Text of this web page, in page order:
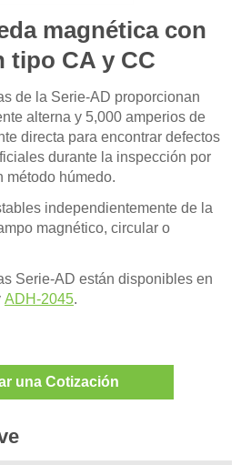
magnética con
tipo CA y CC
de la Serie-AD proporcionan
alterna y 5,000 amperios de
directa para encontrar defectos
durante la inspección por
método húmedo.
independientemente de la
magnético, circular o
Serie-AD están disponibles en
ADH-2045.
una Cotización